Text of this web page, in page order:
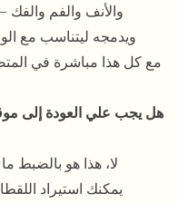
والأنف والفم
ويدمجه ليتناسب مع
هل يجب علي العودة إلى
لا، هذا هو بالضبط